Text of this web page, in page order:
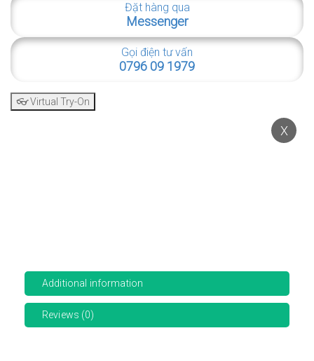
Đặt hàng qua
Messenger
Gọi điện tư vấn
0796 09 1979
👓 Virtual Try-On
X
Additional information
Reviews (0)